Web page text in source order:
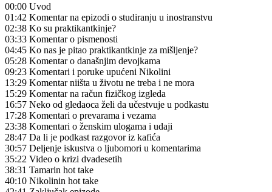
00:00 Uvod
01:42 Komentar na epizodi o studiranju u inostranstvu
02:38 Ko su praktikantkinje?
03:33 Komentar o pismenosti
04:45 Ko nas je pitao praktikantkinje za mišljenje?
05:28 Komentar o današnjim devojkama
09:23 Komentari i poruke upućeni Nikolini
13:29 Komentar niišta u životu ne treba i ne mora
15:29 Komentar na račun fizičkog izgleda
16:57 Neko od gledaoca želi da učestvuje u podkastu
17:28 Komentari o prevarama i vezama
23:38 Komentari o ženskim ulogama i udaji
28:47 Da li je podkast razgovor iz kafića
30:57 Deljenje iskustva o ljubomori u komentarima
35:22 Video o krizi dvadesetih
38:31 Tamarin hot take
40:10 Nikolinin hot take